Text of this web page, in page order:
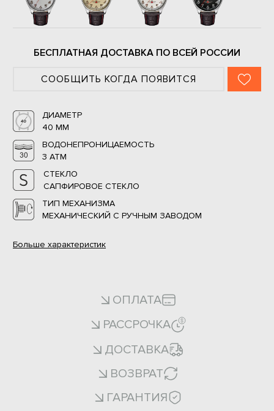
БЕСПЛАТНАЯ ДОСТАВКА ПО ВСЕЙ РОССИИ
СООБЩИТЬ КОГДА ПОЯВИТСЯ
ДИАМЕТР
40 ММ
ВОДОНЕПРОНИЦАЕМОСТЬ
3 АТМ
СТЕКЛО
САПФИРОВОЕ СТЕКЛО
ТИП МЕХАНИЗМА
МЕХАНИЧЕСКИЙ С РУЧНЫМ ЗАВОДОМ
Больше характеристик
ОПЛАТА
РАССРОЧКА
ДОСТАВКА
ВОЗВРАТ
ГАРАНТИЯ